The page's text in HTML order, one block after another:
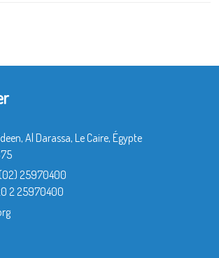
Al Darassa, Le Caire, Égypte
25970400
2 25970400